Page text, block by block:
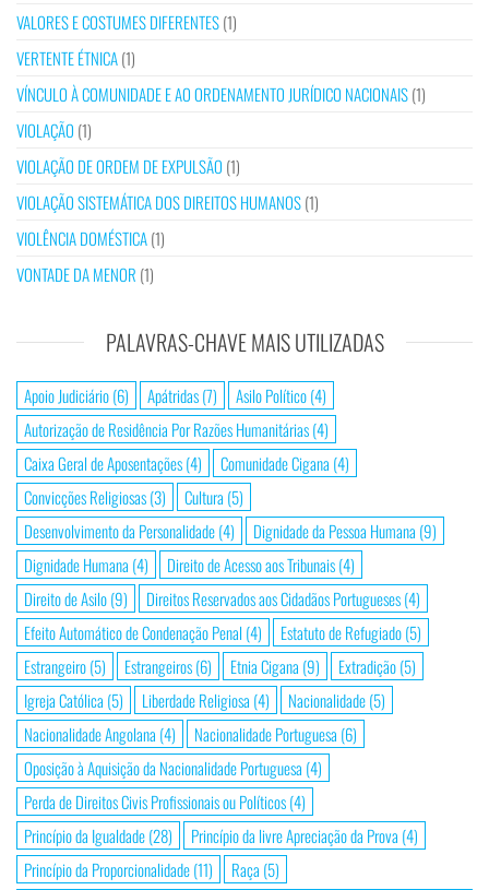
VALORES E COSTUMES DIFERENTES(1)
VERTENTE ÉTNICA(1)
VÍNCULO À COMUNIDADE E AO ORDENAMENTO JURÍDICO NACIONAIS(1)
VIOLAÇÃO (1)
VIOLAÇÃO DE ORDEM DE EXPULSÃO (1)
VIOLAÇÃO SISTEMÁTICA DOS DIREITOS HUMANOS(1)
VIOLÊNCIA DOMÉSTICA(1)
VONTADE DA MENOR (1)
PALAVRAS-CHAVE MAIS UTILIZADAS
Apoio Judiciário(6) Apátridas(7) Asilo Político(4)
Autorização de Residência Por Razões Humanitárias(4)
Caixa Geral de Aposentações(4) Comunidade Cigana (4)
Convicções Religiosas(3) Cultura (5)
Desenvolvimento da Personalidade(4) Dignidade da Pessoa Humana (9)
Dignidade Humana (4) Direito de Acesso aos Tribunais(4)
Direito de Asilo(9) Direitos Reservados aos Cidadãos Portugueses(4)
Efeito Automático de Condenação Penal (4) Estatuto de Refugiado(5)
Estrangeiro(5) Estrangeiros(6) Etnia Cigana (9) Extradição(5)
Igreja Católica (5) Liberdade Religiosa (4) Nacionalidade(5)
Nacionalidade Angolana (4) Nacionalidade Portuguesa (6)
Oposição à Aquisição da Nacionalidade Portuguesa (4)
Perda de Direitos Civis Profissionais ou Políticos(4)
Princípio da Igualdade(28) Princípio da livre Apreciação da Prova (4)
Princípio da Proporcionalidade(11) Raça (5)